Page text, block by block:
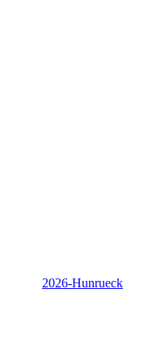
2026-Hunrueck